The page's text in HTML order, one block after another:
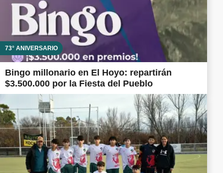
73° ANIVERSARIO
Bingo millonario en El Hoyo: repartirán
$3.500.000 por la Fiesta del Pueblo